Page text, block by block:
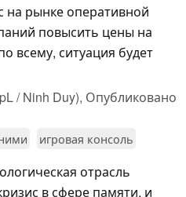
рынке оперативной
повысить цены на
всему, ситуация будет
/ Ninh Duy), Опубликовано
игровая консоль
отрасль
в сфере памяти, и